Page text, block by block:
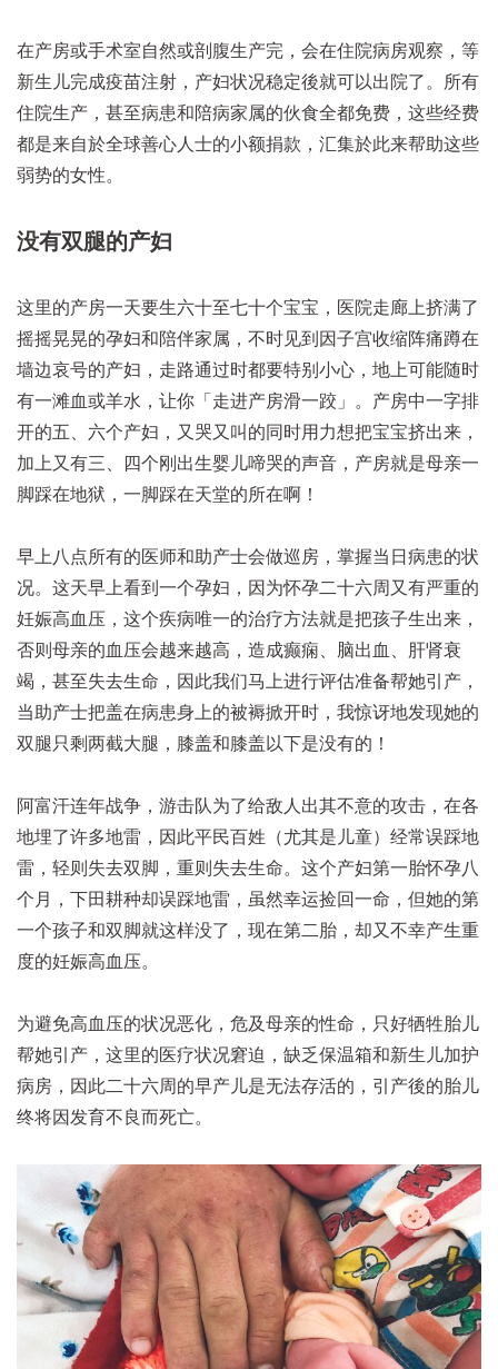
在产房或手术室自然或剖腹生产完，会在住院病房观察，等
新生儿完成疫苗注射，产妇状况稳定後就可以出院了。所有
住院生产，甚至病患和陪病家属的伙食全都免费，这些经费
都是来自於全球善心人士的小额捐款，汇集於此来帮助这些
弱势的女性。
没有双腿的产妇
这里的产房一天要生六十至七十个宝宝，医院走廊上挤满了
摇摇晃晃的孕妇和陪伴家属，不时见到因子宫收缩阵痛蹲在
墙边哀号的产妇，走路通过时都要特别小心，地上可能随时
有一滩血或羊水，让你「走进产房滑一跤」。产房中一字排
开的五、六个产妇，又哭又叫的同时用力想把宝宝挤出来，
加上又有三、四个刚出生婴儿啼哭的声音，产房就是母亲一
脚踩在地狱，一脚踩在天堂的所在啊！
早上八点所有的医师和助产士会做巡房，掌握当日病患的状
况。这天早上看到一个孕妇，因为怀孕二十六周又有严重的
妊娠高血压，这个疾病唯一的治疗方法就是把孩子生出来，
否则母亲的血压会越来越高，造成癫痫、脑出血、肝肾衰
竭，甚至失去生命，因此我们马上进行评估准备帮她引产，
当助产士把盖在病患身上的被褥掀开时，我惊讶地发现她的
双腿只剩两截大腿，膝盖和膝盖以下是没有的！
阿富汗连年战争，游击队为了给敌人出其不意的攻击，在各
地埋了许多地雷，因此平民百姓（尤其是儿童）经常误踩地
雷，轻则失去双脚，重则失去生命。这个产妇第一胎怀孕八
个月，下田耕种却误踩地雷，虽然幸运捡回一命，但她的第
一个孩子和双脚就这样没了，现在第二胎，却又不幸产生重
度的妊娠高血压。
为避免高血压的状况恶化，危及母亲的性命，只好牺牲胎儿
帮她引产，这里的医疗状况窘迫，缺乏保温箱和新生儿加护
病房，因此二十六周的早产儿是无法存活的，引产後的胎儿
终将因发育不良而死亡。